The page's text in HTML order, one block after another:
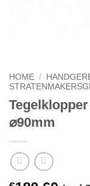
HOME /
⌀90mm